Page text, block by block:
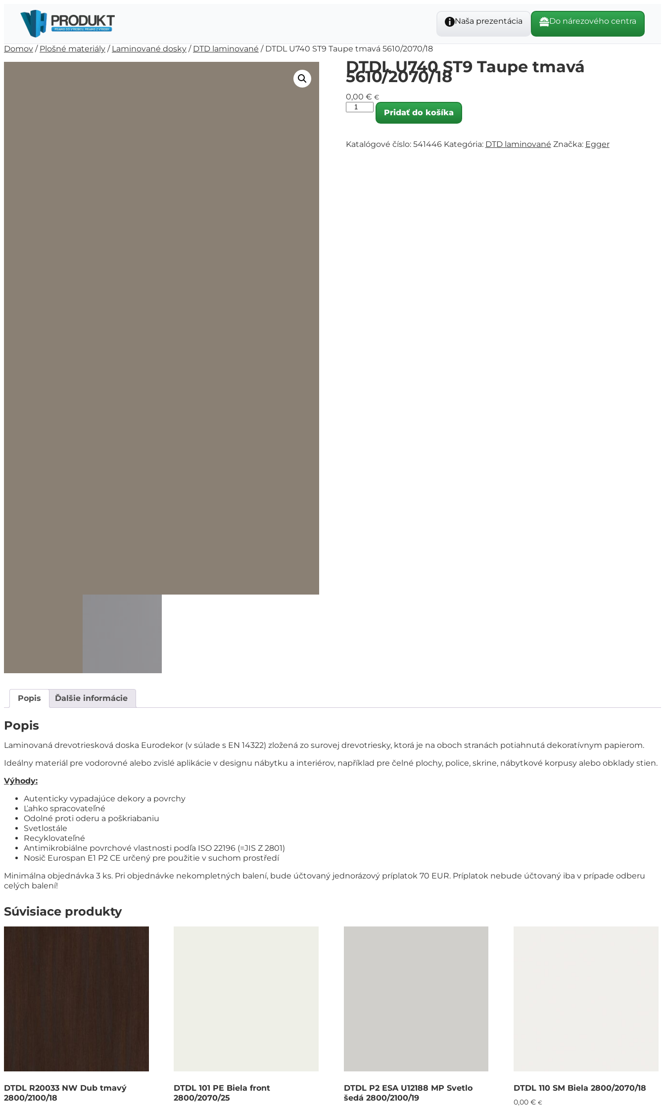
Naša prezentácia Do nárezového centra
Domov / Plošné materiály / Laminované dosky / DTD laminované / DTDL U740 ST9 Taupe tmavá 5610/2070/18
DTDL U740 ST9 Taupe tmavá
5610/2070/18
0,00 € €
Pridať do košíka
Katalógové číslo: 541446 Kategória: DTD laminované Značka: Egger
Popis Ďalšie informácie
Popis
Laminovaná drevotriesková doska Eurodekor (v súlade s EN 14322) zložená zo surovej drevotriesky, ktorá je na oboch stranách potiahnutá dekoratívnym papierom.
Ideálny materiál pre vodorovné alebo zvislé aplikácie v designu nábytku a interiérov, například pre čelné plochy, police, skrine, nábytkové korpusy alebo obklady stien.
Výhody:
Autenticky vypadajúce dekory a povrchy
Ľahko spracovateľné
Odolné proti oderu a poškriabaniu
Svetlostále
Recyklovateľné
Antimikrobiálne povrchové vlastnosti podľa ISO 22196 (=JIS Z 2801)
Nosič Eurospan E1 P2 CE určený pre použitie v suchom prostředí
Minimálna objednávka 3 ks. Pri objednávke nekompletných balení, bude účtovaný jednorázový príplatok 70 EUR. Príplatok nebude účtovaný iba v prípade odberu
celých balení!
Súvisiace produkty
DTDL R20033 NW Dub tmavý
2800/2100/18
DTDL 101 PE Biela front
2800/2070/25
DTDL P2 ESA U12188 MP Svetlo
šedá 2800/2100/19
DTDL 110 SM Biela 2800/2070/18
0,00 € €